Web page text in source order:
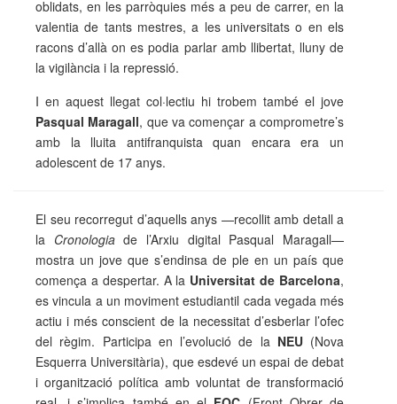
oblidats, en les parròquies més a peu de carrer, en la
valentia de tants mestres, a les universitats o en els
racons d’allà on es podia parlar amb llibertat, lluny de
la vigilància i la repressió.
I en aquest llegat col·lectiu hi trobem també el jove
Pasqual Maragall, que va començar a comprometre’s
amb la lluita antifranquista quan encara era un
adolescent de 17 anys.
El seu recorregut d’aquells anys —recollit amb detall a
la Cronologiade l’Arxiu digital Pasqual Maragall—
mostra un jove que s’endinsa de ple en un país que
comença a despertar. A la Universitat de Barcelona,
es vincula a un moviment estudiantil cada vegada més
actiu i més conscient de la necessitat d’esberlar l’ofec
del règim. Participa en l’evolució de la NEU(Nova
Esquerra Universitària), que esdevé un espai de debat
i organització política amb voluntat de transformació